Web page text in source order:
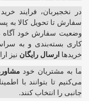
در نخجیربان، فرایند
سفارش تا تحویل کالا به
کاری بسته‌بندی و به
خریدها ارسال رایگان نیز
ما به مشتریان خود
می‌کنیم تا بتوانند با
جانبی را انتخاب کنند.